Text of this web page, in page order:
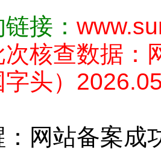
接：
核查数据：
字头）
网站备案成